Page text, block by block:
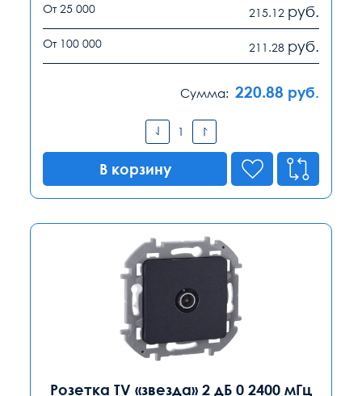
От 25 000 215.12 руб.
От 100 000 211.28 руб.
Сумма: 220.88 руб.
В корзину
Розетка TV «звезда» 2 дБ 0 2400 мГц